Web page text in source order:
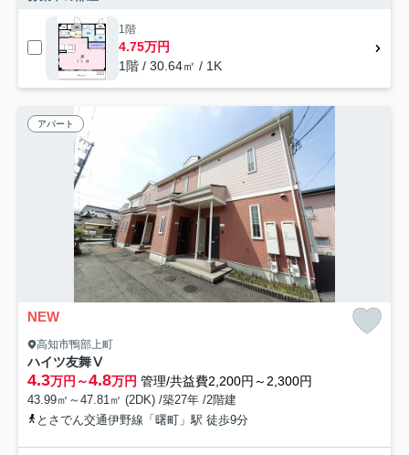
1階
4.75万円
1階 / 30.64㎡ / 1K
アパート
NEW
高知市鴨部上町
ハイツ友舞Ⅴ
4.3万円～4.8万円 管理/共益費2,200円～2,300円
43.99㎡～47.81㎡ (2DK) /築27年 /2階建
とさでん交通伊野線「曙町」駅 徒歩9分